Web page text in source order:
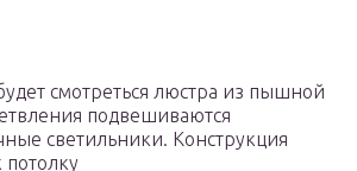
смотреться люстра из пышной
подвешиваются
светильники. Конструкция